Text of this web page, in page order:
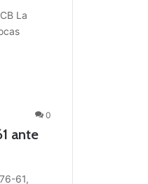
La
0
ante
61,